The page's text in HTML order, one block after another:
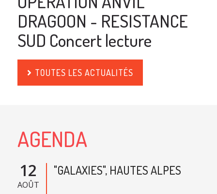
DRAGOON - RESISTANCE
SUD Concert lecture
TOUTES LES ACTUALITÉS
AGENDA
12
AOÛT
"GALAXIES", HAUTES ALPES